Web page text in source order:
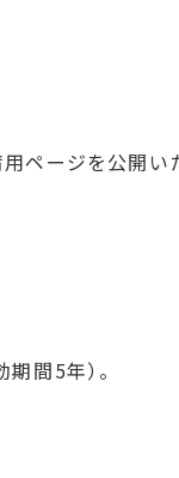
ページを公開
間5年）。